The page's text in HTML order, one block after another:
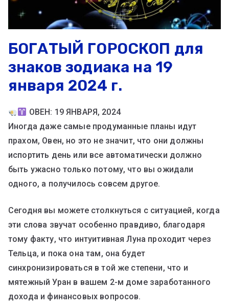
БОГАТЫЙ ГОРОСКОП для
знаков зодиака на 19
января 2024 г.
ОВЕН: 19 ЯНВАРЯ, 2024
Иногда даже самые продуманные планы идут
прахом, Овен, но это не значит, что они должны
испортить день или все автоматически должно
быть ужасно только потому, что вы ожидали
одного, а получилось совсем другое.
Сегодня вы можете столкнуться с ситуацией, когда
эти слова звучат особенно правдиво, благодаря
тому факту, что интуитивная Луна проходит через
Тельца, и пока она там, она будет
синхронизироваться в той же степени, что и
мятежный Уран в вашем 2-м доме заработанного
дохода и финансовых вопросов.